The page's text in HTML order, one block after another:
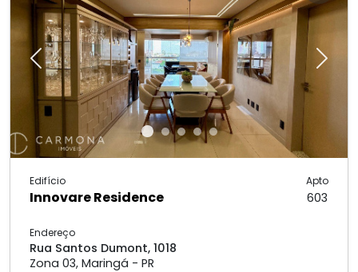
Previous Next
Edifício
Innovare Residence
Apto
603
Endereço
Rua Santos Dumont, 1018
Zona 03, Maringá - PR